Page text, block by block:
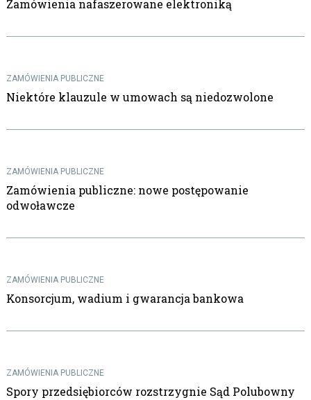
Zamówienia nafaszerowane elektroniką
ZAMÓWIENIA PUBLICZNE
Niektóre klauzule w umowach są niedozwolone
ZAMÓWIENIA PUBLICZNE
Zamówienia publiczne: nowe postępowanie
odwoławcze
ZAMÓWIENIA PUBLICZNE
Konsorcjum, wadium i gwarancja bankowa
ZAMÓWIENIA PUBLICZNE
Spory przedsiębiorców rozstrzygnie Sąd Polubowny